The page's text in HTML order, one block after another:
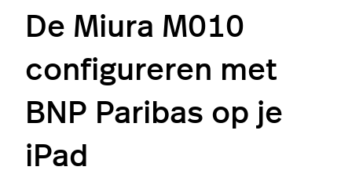
De Miura M010
configureren met
BNP Paribas op je
iPad